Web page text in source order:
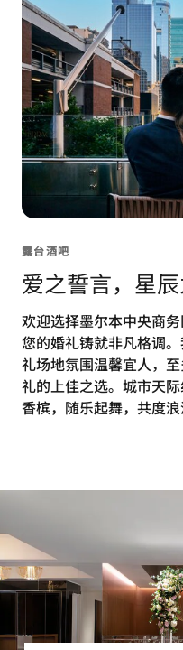
露台酒吧
爱之誓言，星
欢迎选择墨尔本中央商
您的婚礼铸就非凡格调
礼场地氛围温馨宜人，
礼的上佳之选。城市天
香槟，随乐起舞，共度浪